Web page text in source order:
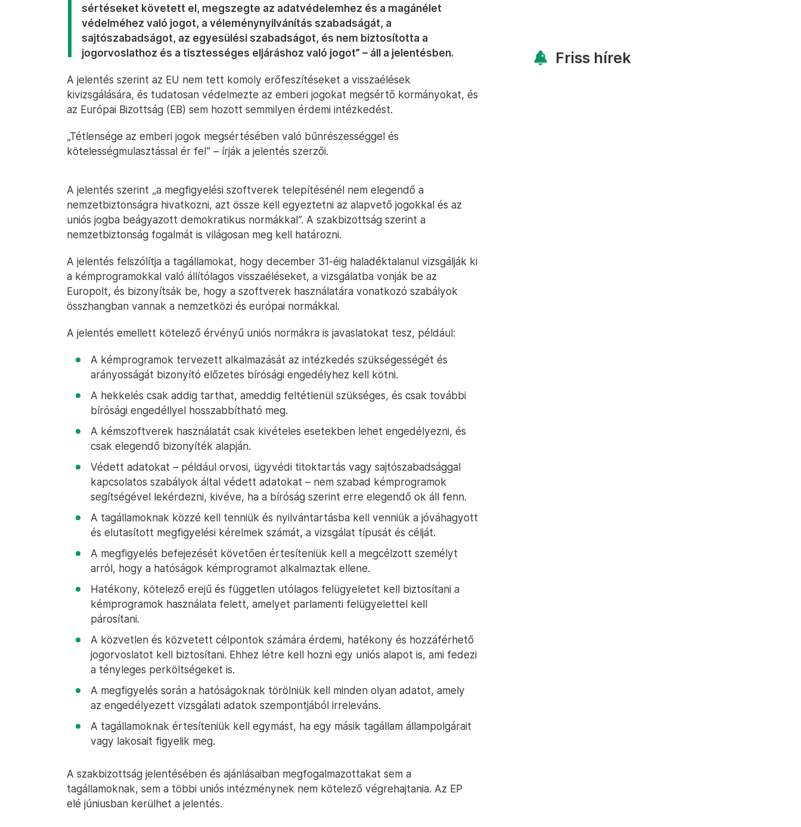
sértéseket követett el, megszegte az adatvédelemhez és a magánélet
védelméhez való jogot, a véleménynyilvánítás szabadságát, a
sajtószabadságot, az egyesülési szabadságot, és nem biztosította a
jogorvoslathoz és a tisztességes eljáráshoz való jogot” – áll a jelentésben.
A jelentés szerint az EU nem tett komoly erőfeszítéseket a visszaélések
kivizsgálására, és tudatosan védelmezte az emberi jogokat megsértő kormányokat, és
az Európai Bizottság (EB) sem hozott semmilyen érdemi intézkedést.
„Tétlensége az emberi jogok megsértésében való bűnrészességgel és
kötelességmulasztással ér fel” – írják a jelentés szerzői.
A jelentés szerint „a megfigyelési szoftverek telepítésénél nem elegendő a
nemzetbiztonságra hivatkozni, azt össze kell egyeztetni az alapvető jogokkal és az
uniós jogba beágyazott demokratikus normákkal”. A szakbizottság szerint a
nemzetbiztonság fogalmát is világosan meg kell határozni.
A jelentés felszólítja a tagállamokat, hogy december 31-éig haladéktalanul vizsgálják ki
a kémprogramokkal való állítólagos visszaéléseket, a vizsgálatba vonják be az
Europolt, és bizonyítsák be, hogy a szoftverek használatára vonatkozó szabályok
összhangban vannak a nemzetközi és európai normákkal.
A jelentés emellett kötelező érvényű uniós normákra is javaslatokat tesz, például:
A kémprogramok tervezett alkalmazását az intézkedés szükségességét és
arányosságát bizonyító előzetes bírósági engedélyhez kell kötni.
A hekkelés csak addig tarthat, ameddig feltétlenül szükséges, és csak további
bírósági engedéllyel hosszabbítható meg.
A kémszoftverek használatát csak kivételes esetekben lehet engedélyezni, és
csak elegendő bizonyíték alapján.
Védett adatokat – például orvosi, ügyvédi titoktartás vagy sajtószabadsággal
kapcsolatos szabályok által védett adatokat – nem szabad kémprogramok
segítségével lekérdezni, kivéve, ha a bíróság szerint erre elegendő ok áll fenn.
A tagállamoknak közzé kell tenniük és nyilvántartásba kell venniük a jóváhagyott
és elutasított megfigyelési kérelmek számát, a vizsgálat típusát és célját.
A megfigyelés befejezését követően értesíteniük kell a megcélzott személyt
arról, hogy a hatóságok kémprogramot alkalmaztak ellene.
Hatékony, kötelező erejű és független utólagos felügyeletet kell biztosítani a
kémprogramok használata felett, amelyet parlamenti felügyelettel kell
párosítani.
A közvetlen és közvetett célpontok számára érdemi, hatékony és hozzáférhető
jogorvoslatot kell biztosítani. Ehhez létre kell hozni egy uniós alapot is, ami fedezi
a tényleges perköltségeket is.
A megfigyelés során a hatóságoknak törölniük kell minden olyan adatot, amely
az engedélyezett vizsgálati adatok szempontjából irreleváns.
A tagállamoknak értesíteniük kell egymást, ha egy másik tagállam állampolgárait
vagy lakosait figyelik meg.
A szakbizottság jelentésében és ajánlásaiban megfogalmazottakat sem a
tagállamoknak, sem a többi uniós intézménynek nem kötelező végrehajtania. Az EP
elé júniusban kerülhet a jelentés.
Friss hírek